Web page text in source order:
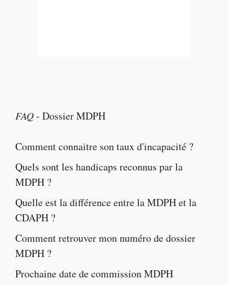
FAQ- Dossier MDPH
Comment connaitre son taux d'incapacité ?
Quels sont les handicaps reconnus par la
MDPH ?
Quelle est ladifférence entre la MDPH et la
CDAPH ?
Comment retrouver mon numéro de dossier
MDPH ?
Prochainedate de commission MDPH